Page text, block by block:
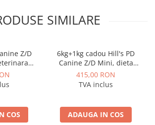
SIMILARE
Z/D
COS
6kg+1kg cadou Hill's PD
Canine Z/D Mini, dieta
veterinara pentru caini cu
probleme dermatologice
415,00 RON
TVA inclus
ADAUGA IN COS